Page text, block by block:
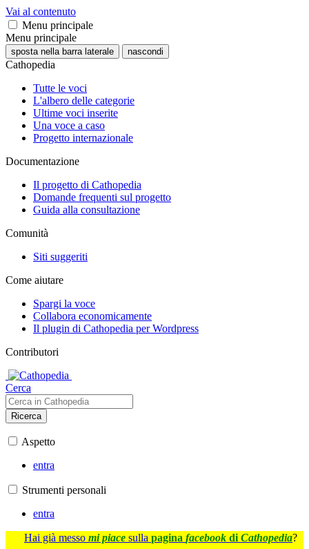
Vai al contenuto
Menu principale
Menu principale
sposta nella barra laterale nascondi
Cathopedia
Tutte le voci
L'albero delle categorie
Ultime voci inserite
Una voce a caso
Progetto internazionale
Documentazione
Il progetto di Cathopedia
Domande frequenti sul progetto
Guida alla consultazione
Comunità
Siti suggeriti
Come aiutare
Spargi la voce
Collabora economicamente
Il plugin di Cathopedia per Wordpress
Contributori
Cerca
Ricerca
Aspetto
entra
Strumenti personali
entra
Hai già messo mi piace sulla pagina facebook di Cathopedia?